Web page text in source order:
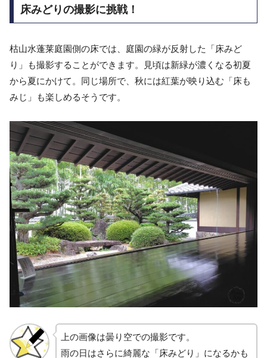
床みどりの撮影に挑戦！
枯山水蓬莱庭園側の床では、庭園の緑が反射した「床みど
り」も撮影することができます。見頃は新緑が濃くなる初夏
から夏にかけて。同じ場所で、秋には紅葉が映り込む「床も
みじ」も楽しめるそうです。
上の画像は曇り空での撮影です。
雨の日はさらに綺麗な「床みどり」になるかも